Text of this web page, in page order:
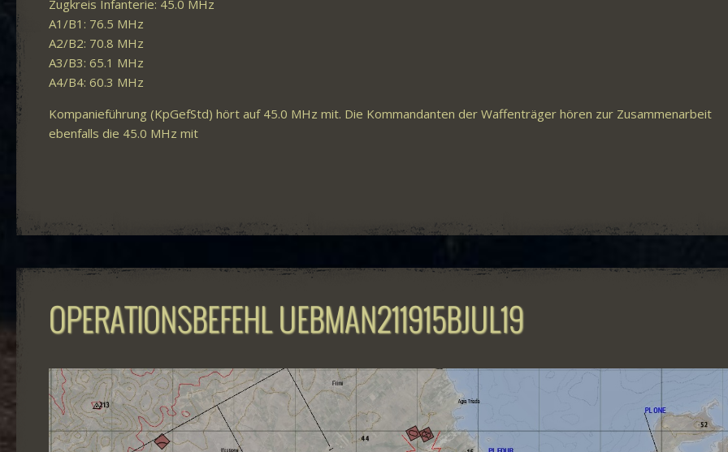
Zugkreis Infanterie: 45.0 MHz
A1/B1: 76.5 MHz
A2/B2: 70.8 MHz
A3/B3: 65.1 MHz
A4/B4: 60.3 MHz
Kompanieführung (KpGefStd) hört auf 45.0 MHz mit. Die Kommandanten der Waffenträger hören zur Zusammenarbeit
ebenfalls die 45.0 MHz mit
OPERATIONSBEFEHL UEBMAN211915BJUL19